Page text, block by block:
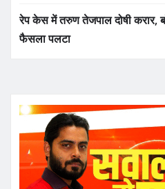
रेप केस में तरुण तेजपाल दोषी करार,
फैसला पलटा